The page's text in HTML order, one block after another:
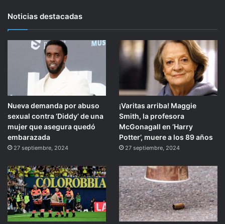
Noticias destacadas
Nueva demanda por abuso
sexual contra ‘Diddy’ de una
mujer que asegura quedó
embarazada
27 septiembre, 2024
¡Varitas arriba! Maggie
Smith, la profesora
McGonagall en ‘Harry
Potter’, muere a los 89 años
27 septiembre, 2024